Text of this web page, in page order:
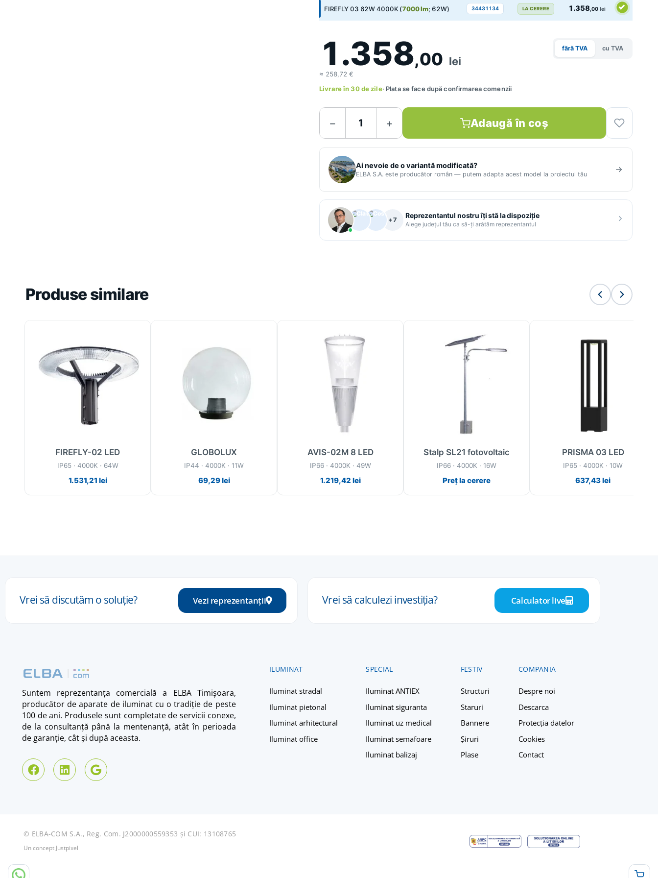
FIREFLY 03 62W 4000K (7000 lm; 62W) 34431134 LA CERERE 1.358,00 lei
1.358,00 lei
≈ 258,72 €
Livrare în 30 de zile· Plata se face după confirmarea comenzii
fără TVA cu TVA
− + Adaugă în coș
Ai nevoie de o variantă modificată?
ELBA S.A. este producător român — putem adapta acest model la proiectul tău
+7
Reprezentantul nostru îți stă la dispoziție
Alege județul tău ca să-ți arătăm reprezentantul
Produse similare
FIREFLY-02 LED
IP65 · 4000K · 64W
1.531,21 lei
GLOBOLUX
IP44 · 4000K · 11W
69,29lei
AVIS-02M 8 LED
IP66 · 4000K · 49W
1.219,42 lei
Stalp SL21 fotovoltaic
IP66 · 4000K · 16W
Preț la cerere
PRISMA 03 LED
IP65 · 4000K · 10W
637,43lei
Vrei să discutăm o soluție? Vezi reprezentanții Vrei să calculezi investiția? Calculator live
Suntem reprezentanța comercială a ELBA Timișoara,
producător de aparate de iluminat cu o tradiție de peste
100 de ani. Produsele sunt completate de servicii conexe,
de la consultanță până la mentenanță, atât în perioada
de garanție, cât și după aceasta.
ILUMINAT
Iluminat stradal
Iluminat pietonal
Iluminat arhitectural
Iluminat office
SPECIAL
Iluminat ANTIEX
Iluminat siguranta
Iluminat uz medical
Iluminat semafoare
Iluminat balizaj
FESTIV
Structuri
Staruri
Bannere
Șiruri
Plase
COMPANIA
Despre noi
Descarca
Protecția datelor
Cookies
Contact
© ELBA-COM S.A., Reg. Com. J2000000559353 și CUI: 13108765
Un concept Justpixel